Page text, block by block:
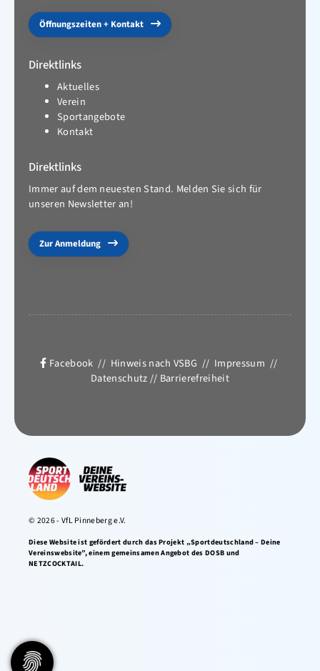
Öffnungszeiten + Kontakt
Direktlinks
Aktuelles
Verein
Sportangebote
Kontakt
Direktlinks
Immer auf dem neuesten Stand. Melden Sie sich für
unseren Newsletter an!
Zur Anmeldung
Facebook // Hinweis nach VSBG // Impressum //
Datenschutz// Barrierefreiheit
© 2026 - VfL Pinneberg e.V.
Diese Website ist gefördert durch das Projekt „Sportdeutschland – Deine
Vereinswebsite”, einem gemeinsamen Angebot des DOSB und
NETZCOCKTAIL.